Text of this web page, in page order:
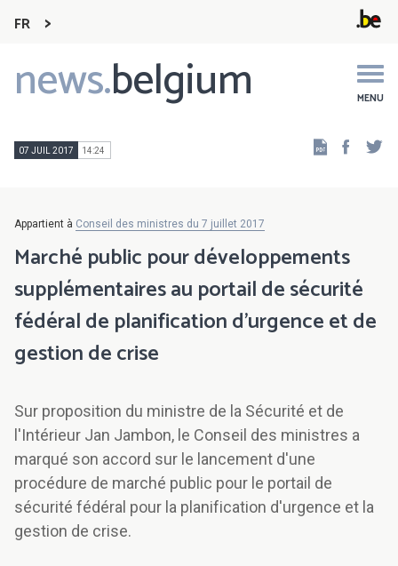
FR
news.belgium MENU
Main
navigation
07 JUIL 2017 14:24
Appartient à Conseil des ministres du 7 juillet 2017
Marché public pour développements
supplémentaires au portail de sécurité
fédéral de planification d'urgence et de
gestion de crise
Sur proposition du ministre de la Sécurité et de
l'Intérieur Jan Jambon, le Conseil des ministres a
marqué son accord sur le lancement d'une
procédure de marché public pour le portail de
sécurité fédéral pour la planification d'urgence et la
gestion de crise.